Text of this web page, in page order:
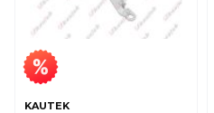
KAUTEK